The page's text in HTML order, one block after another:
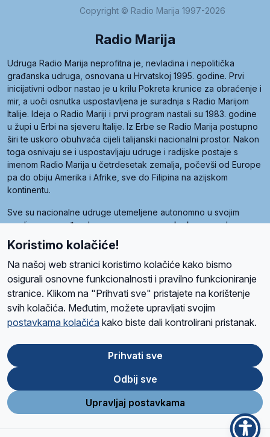
Copyright © Radio Marija 1997-2026
Radio Marija
Udruga Radio Marija neprofitna je, nevladina i nepolitička
građanska udruga, osnovana u Hrvatskoj 1995. godine. Prvi
inicijativni odbor nastao je u krilu Pokreta krunice za obraćenje i
mir, a uoči osnutka uspostavljena je suradnja s Radio Marijom
Italije. Ideja o Radio Mariji i prvi program nastali su 1983. godine
u župi u Erbi na sjeveru Italije. Iz Erbe se Radio Marija postupno
širi te uskoro obuhvaća cijeli talijanski nacionalni prostor. Nakon
toga osnivaju se i uspostavljaju udruge i radijske postaje s
imenom Radio Marija u četrdesetak zemalja, počevši od Europe
pa do obiju Amerika i Afrike, sve do Filipina na azijskom
kontinentu.
Sve su nacionalne udruge utemeljene autonomno u svojim
zemljama, a međusobna su povezane preko krovne udruge
pod nazivom Svjetska obitelj Radio Marije (World Family of
Radio Maria). Svjetsku obitelj utemeljilo je sedam članica, među
kojima je i hrvatska Udruga Radio Marija.
O namaRadio ProgramVolonteriPrijateljiKontaktPravila privatnosti
Ova stranica je zaštićena Google reCAPTCHA sustavom
Store
Google
Play
Koristimo kolačiće!
Na našoj web stranici koristimo kolačiće kako bismo
osigurali osnovne funkcionalnosti i pravilno funkcioniranje
stranice. Klikom na "Prihvati sve" pristajete na korištenje
svih kolačića. Međutim, možete upravljati svojim
postavkama kolačića kako biste dali kontrolirani pristanak.
Prihvati sve
Odbij sve
Upravljaj postavkama